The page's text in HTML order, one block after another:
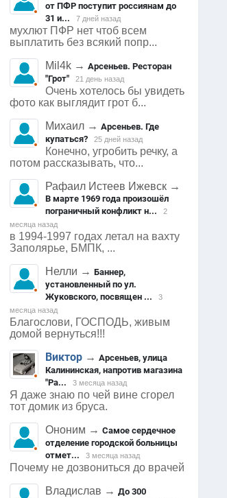
3565
0
0
Арсеньев
от ПФР поступит россиянам до
31 и...
7 дней назад
мухлют ПФР нет чтоб всем
выплатить без всякий попр...
Mil4k →Арсеньев. Ресторан
"Грот"
21 день назад
Очень хотелось бы увидеть
фото как выглядит грот б...
Михаил →Арсеньев. Где
купаться?
25 дней назад
Конечно, угробить речку, а
потом рассказывать, что...
Рафаил Истеев Ижевск →
В марте 1969 года произошёл
пограничный конфликт н...
2
месяца назад
в 1994-1997 годах летал на вахту
Заполярье, БМПК, ...
Нелли →Баннер,
установленный по ул.
Жуковского, посвящен ...
3
месяца назад
Благослови, ГОСПОДЬ, живым
домой вернуться!!!
Виктор →Арсеньев, улица
Калининская, напротив магазина
"Ра...
3 месяца назад
Я даже знаю по чей вине сгорел
тот домик из бруса.
Ононим →Самое сердечное
отделение городской больницы
отмет...
3 месяца назад
Почему не дозвониться до врачей
Владислав →До 300